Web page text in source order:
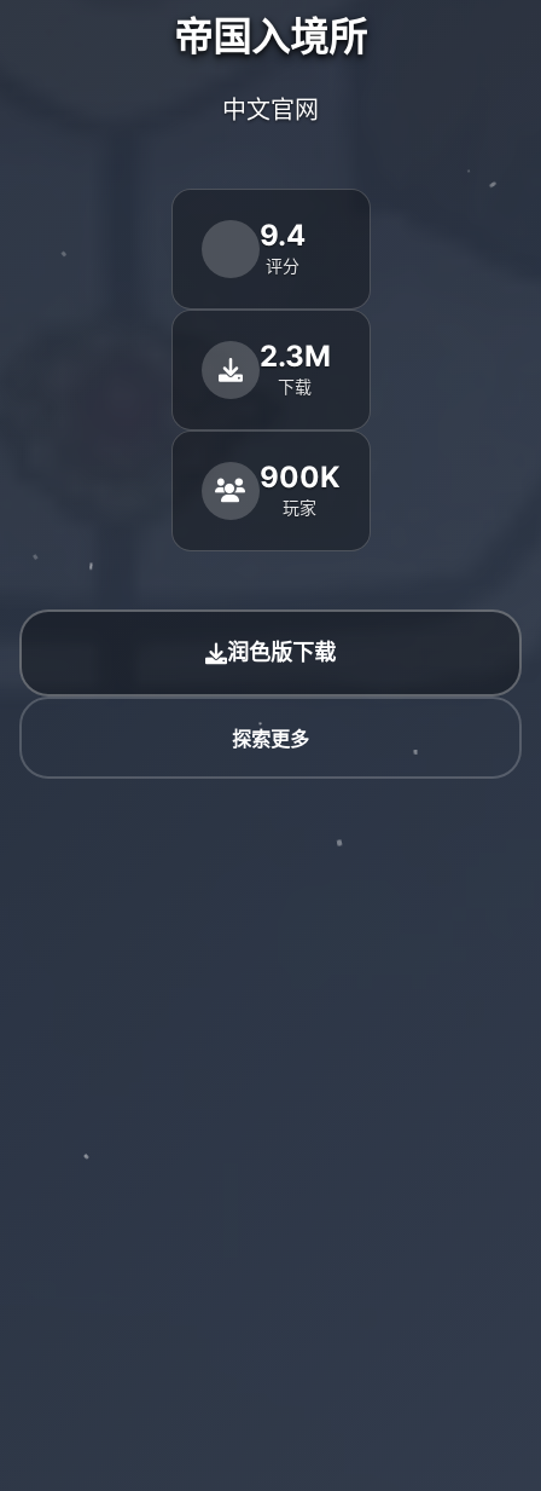
帝国入境所
中文官网
9.4
评分
2.3M
下载
900K
玩家
润色版下载
探索更多